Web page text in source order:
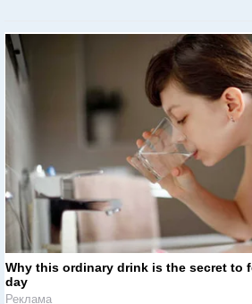
Why this ordinary drink is the secret to
day
Реклама